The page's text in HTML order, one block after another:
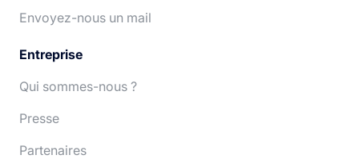
Envoyez-nous un mail
Entreprise
Qui sommes-nous ?
Presse
Partenaires